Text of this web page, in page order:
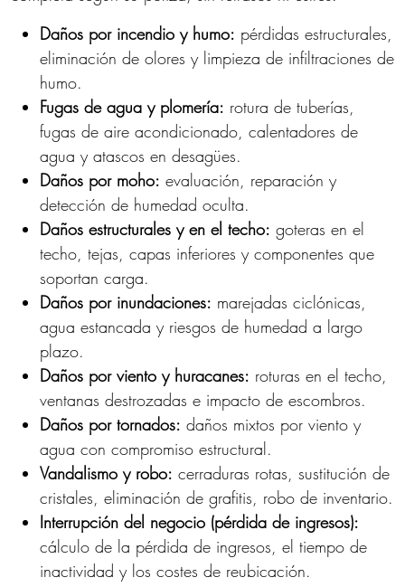
Daños por incendio y humo: pérdidas estructurales,
eliminación de olores y limpieza de infiltraciones de
humo.
Fugas de agua y plomería: rotura de tuberías,
fugas de aire acondicionado, calentadores de
agua y atascos en desagües.
Daños por moho: evaluación, reparación y
detección de humedad oculta.
Daños estructurales y en el techo: goteras en el
techo, tejas, capas inferiores y componentes que
soportan carga.
Daños por inundaciones: marejadas ciclónicas,
agua estancada y riesgos de humedad a largo
plazo.
Daños por viento y huracanes: roturas en el techo,
ventanas destrozadas e impacto de escombros.
Daños por tornados: daños mixtos por viento y
agua con compromiso estructural.
Vandalismo y robo: cerraduras rotas, sustitución de
cristales, eliminación de grafitis, robo de inventario.
Interrupción del negocio (pérdida de ingresos):
cálculo de la pérdida de ingresos, el tiempo de
inactividad y los costes de reubicación.